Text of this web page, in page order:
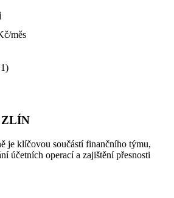
měs
ZLÍN
je klíčovou součástí finančního týmu,
účetních operací a zajištění přesnosti